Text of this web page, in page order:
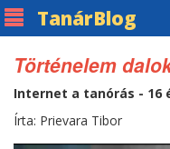
TanárBlog
Történelem
Internet a tanórás - 16
Írta: Prievara Tibor